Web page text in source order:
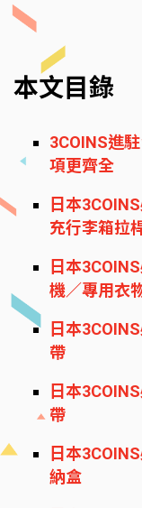
本文目錄
3COINS進
項更齊全
日本
充行李箱拉
日本
機／專用衣
日本
帶
日本
帶
日本
納盒